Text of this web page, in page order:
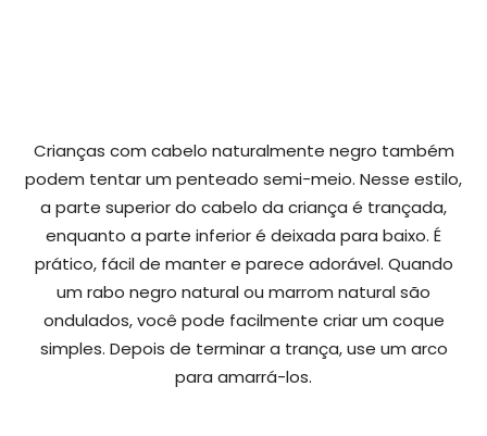
Crianças com cabelo naturalmente negro também
podem tentar um penteado semi-meio. Nesse estilo,
a parte superior do cabelo da criança é trançada,
enquanto a parte inferior é deixada para baixo. É
prático, fácil de manter e parece adorável. Quando
um rabo negro natural ou marrom natural são
ondulados, você pode facilmente criar um coque
simples. Depois de terminar a trança, use um arco
para amarrá-los.